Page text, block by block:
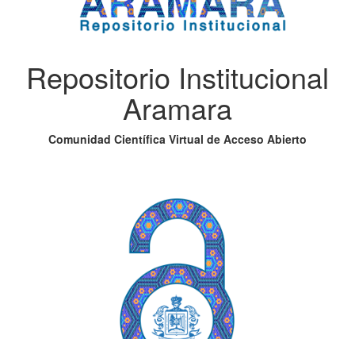
Repositorio Institucional
Aramara
Comunidad Científica Virtual de Acceso Abierto